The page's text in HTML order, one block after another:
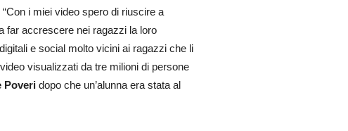
“Con i miei video spero di riuscire a
far accrescere nei ragazzi la loro
e social molto vicini ai ragazzi che li
visualizzati da tre milioni di persone
Poveri dopo che un’alunna era stata al